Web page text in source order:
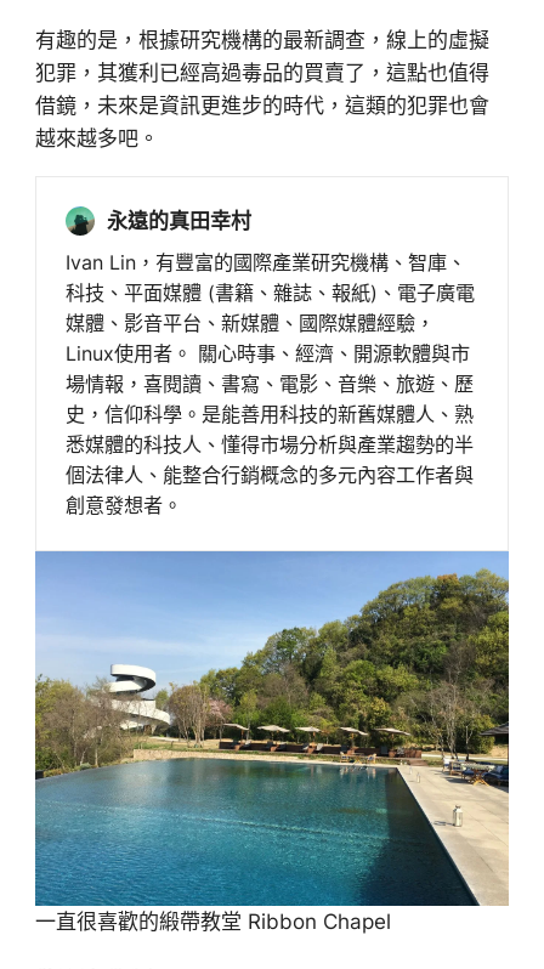
有趣的是，根據研究機構的最新調查，線上的虛擬
犯罪，其獲利已經高過毒品的買賣了，這點也值得
借鏡，未來是資訊更進步的時代，這類的犯罪也會
越來越多吧。
永遠的真田幸村
Ivan Lin，有豐富的國際產業研究機構、智庫、
科技、平面媒體 (書籍、雜誌、報紙)、電子廣電
媒體、影音平台、新媒體、國際媒體經驗，
Linux使用者。 關心時事、經濟、開源軟體與市
場情報，喜閱讀、書寫、電影、音樂、旅遊、歷
史，信仰科學。是能善用科技的新舊媒體人、熟
悉媒體的科技人、懂得市場分析與產業趨勢的半
個法律人、能整合行銷概念的多元內容工作者與
創意發想者。
一直很喜歡的緞帶教堂 Ribbon Chapel